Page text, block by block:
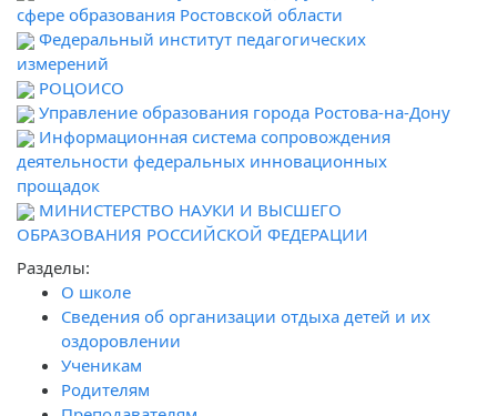
сфере образования Ростовской области
Федеральный институт педагогических
измерений
РОЦОИСО
Управление образования города Ростова-на-Дону
Информационная система сопровождения
деятельности федеральных инновационных
прощадок
МИНИСТЕРСТВО НАУКИ И ВЫСШЕГО
ОБРАЗОВАНИЯ РОССИЙСКОЙ ФЕДЕРАЦИИ
Разделы:
О школе
Сведения об организации отдыха детей и их
оздоровлении
Ученикам
Родителям